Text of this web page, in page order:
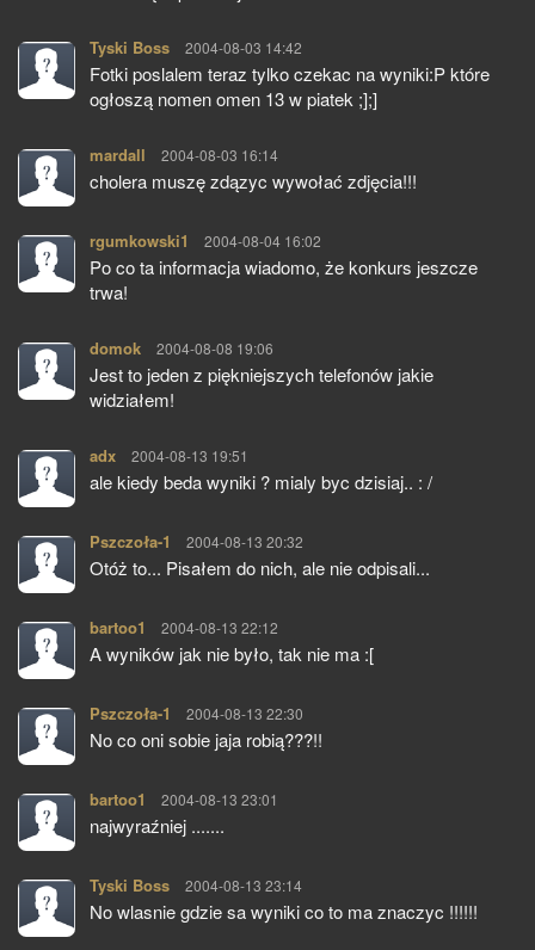
Tyski Boss pisze:
2004-08-03 14:42
Fotki poslalem teraz tylko czekac na wyniki:P które
ogłoszą nomen omen 13 w piatek ;];]
mardall pisze:
2004-08-03 16:14
cholera muszę zdązyc wywołać zdjęcia!!!
rgumkowski1 pisze:
2004-08-04 16:02
Po co ta informacja wiadomo, że konkurs jeszcze
trwa!
domok pisze:
2004-08-08 19:06
Jest to jeden z piękniejszych telefonów jakie
widziałem!
adx pisze:
2004-08-13 19:51
ale kiedy beda wyniki ? mialy byc dzisiaj.. : /
Pszczoła-1 pisze:
2004-08-13 20:32
Otóż to... Pisałem do nich, ale nie odpisali...
bartoo1 pisze:
2004-08-13 22:12
A wyników jak nie było, tak nie ma :[
Pszczoła-1 pisze:
2004-08-13 22:30
No co oni sobie jaja robią???!!
bartoo1 pisze:
2004-08-13 23:01
najwyraźniej .......
Tyski Boss pisze:
2004-08-13 23:14
No wlasnie gdzie sa wyniki co to ma znaczyc !!!!!!